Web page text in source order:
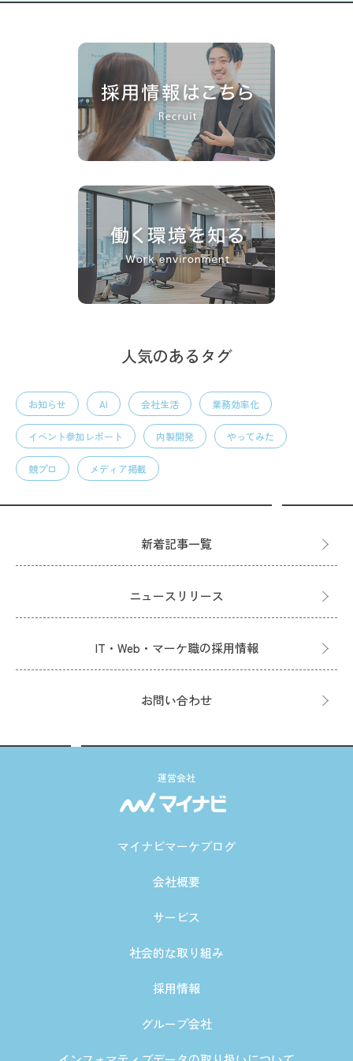
人気のあるタグ
お知らせ AI 会社生活 業務効率化
イベント参加レポート 内製開発 やってみた
競プロ メディア掲載
新着記事一覧
ニュースリリース
IT・Web・マーケ職の採用情報
お問い合わせ
運営会社
マイナビマーケブログ
会社概要
サービス
社会的な取り組み
採用情報
グループ会社